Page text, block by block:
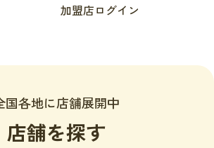
加盟店ログイン
国各地に店舗展開中
店舗を探す